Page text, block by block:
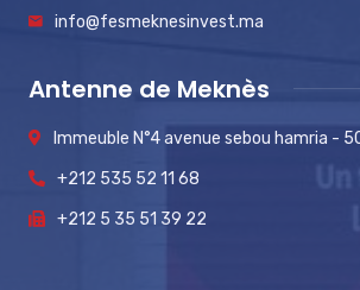
info@fesmeknesinvest.ma
Antenne de Meknès
Immeuble N°4 avenue sebou hamria -
+212 535 52 11 68
+212 5 35 51 39 22